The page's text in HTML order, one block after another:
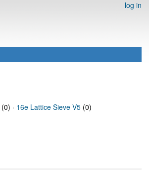
log in
(0) · 16e Lattice Sieve V5 (0)